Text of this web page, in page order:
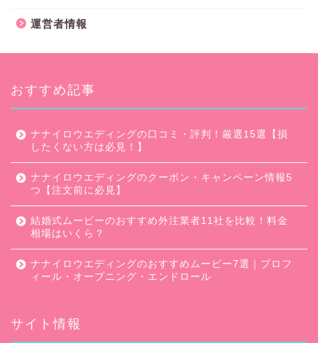
運営者情報
おすすめ記事
ナナイロウエディングの口コミ・評判！厳選15選【損
したくない方は必見！】
ナナイロウエディングのクーポン・キャンペーン情報5
つ【注文前に必見】
結婚式ムービーのおすすめ外注業者11社を比較！料金
相場はいくら？
ナナイロウエディングのおすすめムービー7選｜プロフ
ィール・オープニング・エンドロール
サイト情報